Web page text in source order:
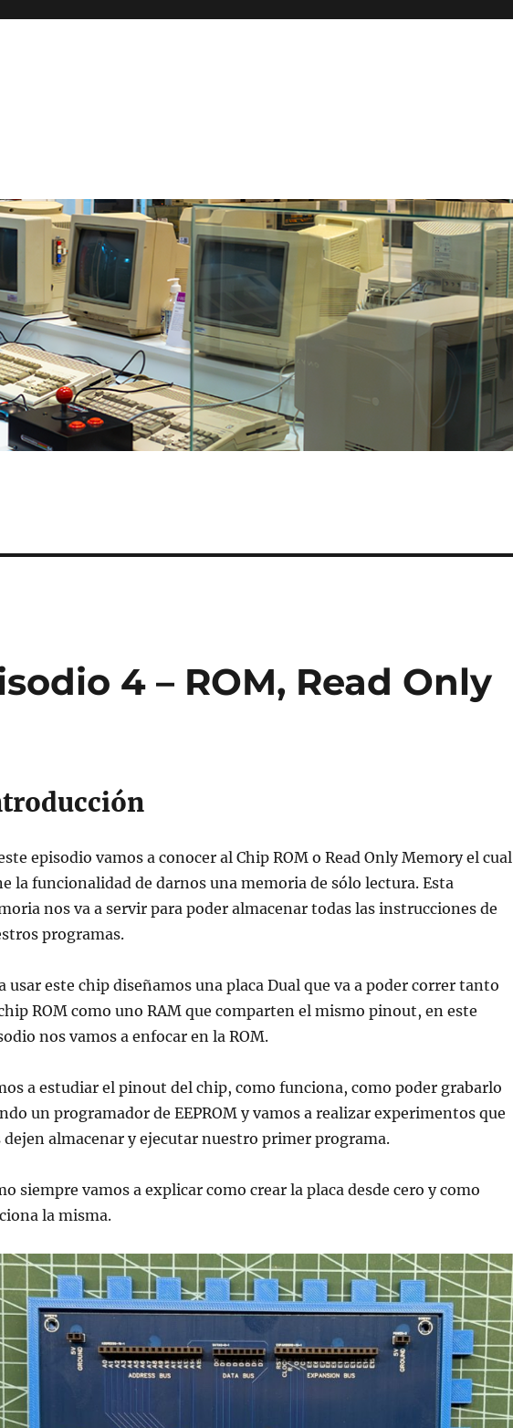
4 – ROM, Read Only
episodio vamos a conocer al Chip ROM o Read Only Memory el cual
la funcionalidad de darnos una memoria de sólo lectura. Esta
nos va a servir para poder almacenar todas las instrucciones de
programas.
usar este chip diseñamos una placa Dual que va a poder correr tanto
ROM como uno RAM que comparten el mismo pinout, en este
nos vamos a enfocar en la ROM.
a estudiar el pinout del chip, como funciona, como poder grabarlo
un programador de EEPROM y vamos a realizar experimentos que
dejen almacenar y ejecutar nuestro primer programa.
siempre vamos a explicar como crear la placa desde cero y como
la misma.